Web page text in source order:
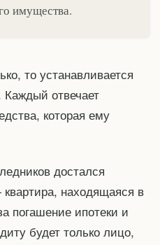
имущества.
то устанавливается
Каждый отвечает
которая ему
достался
находящаяся в
погашение ипотеки и
будет только лицо,